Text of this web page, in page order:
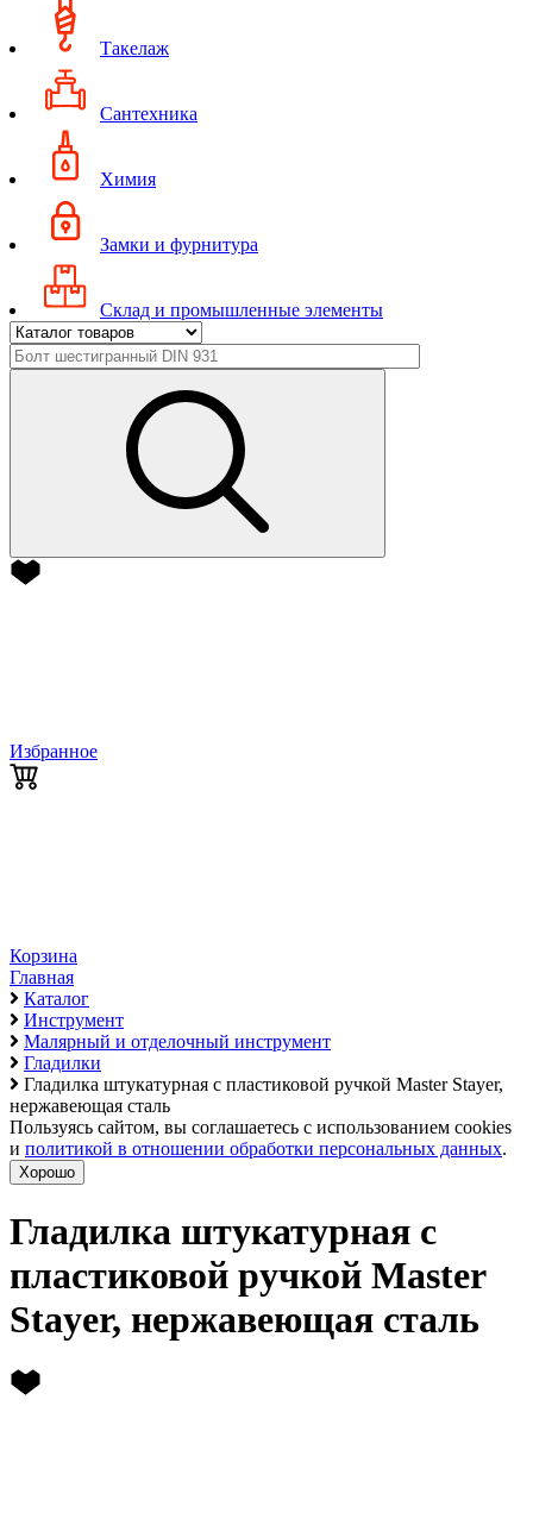
Такелаж
Сантехника
Химия
Замки и фурнитура
Склад и промышленные элементы
Избранное
Корзина
Главная
Каталог
Инструмент
Малярный и отделочный инструмент
Гладилки
Гладилка штукатурная с пластиковой ручкой Master Stayer,
нержавеющая сталь
Пользуясь сайтом, вы соглашаетесь с использованием cookies
и политикой в отношении обработки персональных данных.
Хорошо
Гладилка штукатурная с
пластиковой ручкой Master
Stayer, нержавеющая сталь